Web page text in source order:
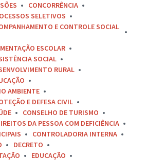
CONCORRÊNCIA
SELETIVOS
E CONTROLE SOCIAL
ESCOLAR
SOCIAL
RURAL
AMBIENTE
E DEFESA CIVIL
CONSELHO DE TURISMO
DA PESSOA COM DEFICIÊNCIA
CONTROLADORIA INTERNA
DECRETO
EDUCAÇÃO